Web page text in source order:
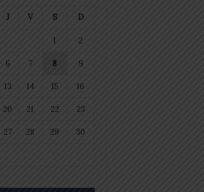
J V S D
1 2
6 7 8 9
13 14 15 16
20 21 22 23
27 28 29 30